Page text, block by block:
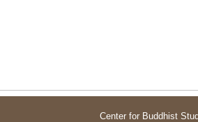
Center for Buddhist